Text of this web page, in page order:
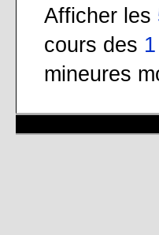
Afficher les
cours des 1
mineures